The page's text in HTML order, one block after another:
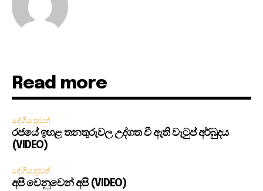
Read more
දේශීය පුවත්
රජයේ ඉහළ තනතුරුවල උද්ගත වී ඇති වැටුප් අර්බුදය
(VIDEO)
දේශීය පුවත්
අපි වෙනුවෙන් අපි (VIDEO)